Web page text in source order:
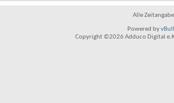
Alle
Powered by
Copyright ©2026 Adduco Digital